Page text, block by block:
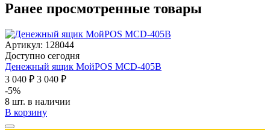
Ранее просмотренные товары
Артикул: 128044
Доступно сегодня
Денежный ящик МойPOS MCD-405B
3 040 ₽ 3 040 ₽
-5%
8 шт. в наличии
В корзину